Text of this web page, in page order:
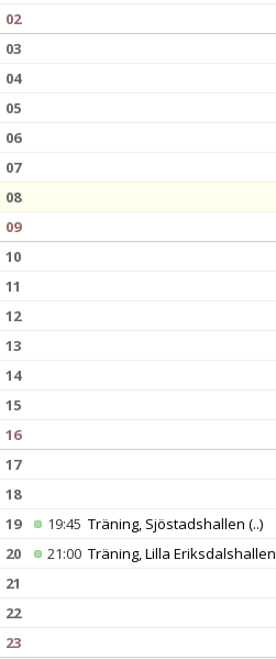
02
03
04
05
06
07
08
09
10
11
12
13
14
15
16
17
18
19
19:45 Träning, Sjöstadshallen (..)
20
21:00 Träning, Lilla Eriksdalshallen
21
22
23